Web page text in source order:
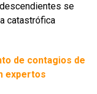
se
catastrófica
de contagios de
expertos